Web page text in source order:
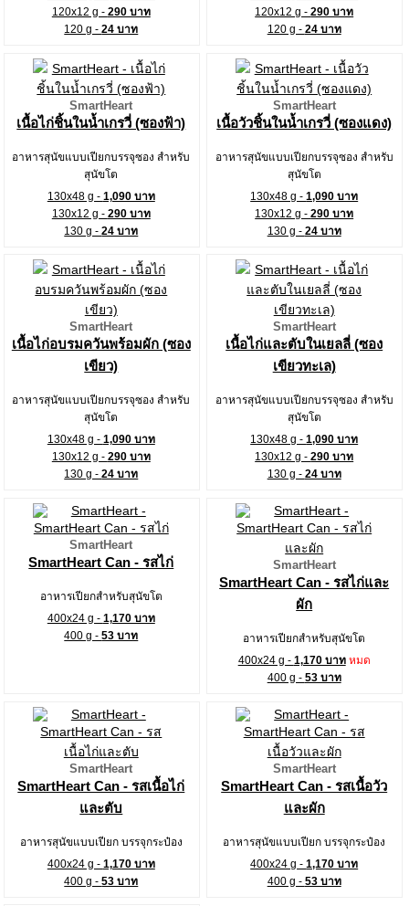
120x12 g - 290 บาท
120 g -24 บาท
120x12 g -290 บาท
120 g - 24 บาท
SmartHeart
เนื้อไก่ชิ้นในน้ำเกรวี่ (ซองฟ้า)
อาหารสุนัขแบบเปียกบรรจุซอง สำหรับ
สุนัขโต
130x48 g - 1,090 บาท
130x12 g - 290 บาท
130 g -24 บาท
SmartHeart
เนื้อวัวชิ้นในน้ำเกรวี่ (ซองแดง)
อาหารสุนัขแบบเปียกบรรจุซอง สำหรับ
สุนัขโต
130x48 g -1,090 บาท
130x12 g -290 บาท
130 g - 24 บาท
SmartHeart
เนื้อไก่อบรมควันพร้อมผัก (ซอง
เขียว)
อาหารสุนัขแบบเปียกบรรจุซอง สำหรับ
สุนัขโต
130x48 g - 1,090 บาท
130x12 g - 290 บาท
130 g -24 บาท
SmartHeart
เนื้อไก่และตับในเยลลี่ (ซอง
เขียวทะเล)
อาหารสุนัขแบบเปียกบรรจุซอง สำหรับ
สุนัขโต
130x48 g -1,090 บาท
130x12 g -290 บาท
130 g - 24 บาท
SmartHeart
SmartHeart Can - รสไก่
อาหารเปียกสำหรับสุนัขโต
400x24 g - 1,170 บาท
400 g -53 บาท
SmartHeart
SmartHeart Can - รสไก่และ
ผัก
อาหารเปียกสำหรับสุนัขโต
400x24 g - 1,170 บาท หมด
400 g - 53 บาท
SmartHeart
SmartHeart Can - รสเนื้อไก่
และตับ
อาหารสุนัขแบบเปียก บรรจุกระป๋อง
400x24 g - 1,170 บาท
400 g -53 บาท
SmartHeart
SmartHeart Can - รสเนื้อวัว
และผัก
อาหารสุนัขแบบเปียก บรรจุกระป๋อง
400x24 g -1,170 บาท
400 g - 53 บาท